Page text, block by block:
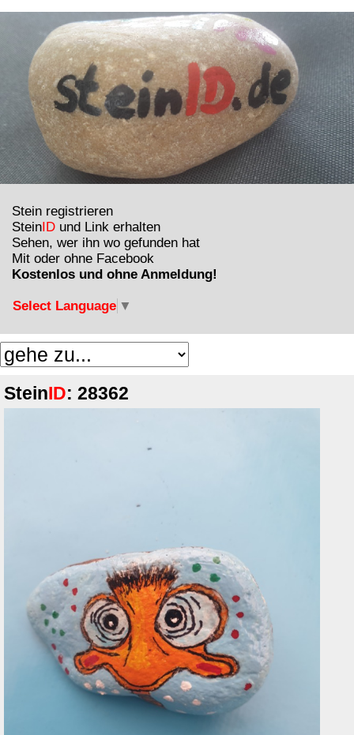
Stein registrieren
Stein ID und Link erhalten
Sehen, wer ihn wo gefunden hat
Mit oder ohne Facebook
Kostenlos und ohne Anmeldung!
Select Language ▼
Stein ID: 28362